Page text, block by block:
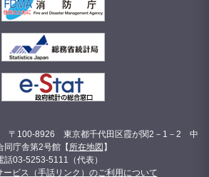
〒100-8926 東京都千代田区霞が関2－1－2 中
同庁舎第2号館【 所在地図 】
話03-5253-5111（代表）
ビス（手話リンク）のご利用について